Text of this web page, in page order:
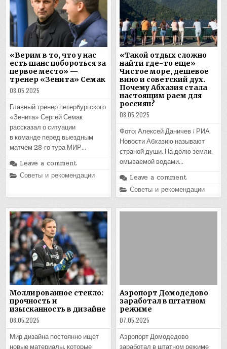
«Верим в то, что у нас
есть шанс побороться за
первое место» —
тренер «Зенита» Семак
08.05.2025
Главный тренер петербургского
«Зенита» Сергей Семак
рассказал о ситуации
в команде перед выездным
матчем 28‑го тура МИР…
Leave a comment
Posted
Советы и рекомендации
«Такой отдых сложно
найти где-то еще»
Чистое море, дешевое
вино и советский дух.
Почему Абхазия стала
настоящим раем для
россиян?
08.05.2025
Фото: Алексей Даничев / РИА
Новости Абхазию называют
страной души. На долю земли,
омываемой водами…
Leave a comment
Posted
in
Советы и рекомендации
Моллированное стекло:
прочность и
изысканность в дизайне
08.05.2025
Мир дизайна постоянно ищет
новые материалы, которые
Аэропорт Домодедово
заработал в штатном
режиме
07.05.2025
Аэропорт Домодедово
заработал в штатном режиме